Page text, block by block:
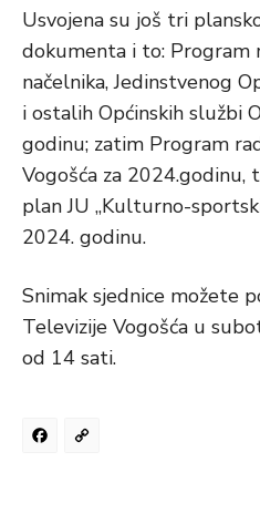
Usvojena su još tri
dokumenta i to: Program
načelnika, Jedinstvenog
i ostalih Općinskih službi
godinu; zatim Program
Vogošća za 2024.godinu,
plan JU „Kulturno-
2024. godinu.
Snimak sjednice možete
Televizije Vogošća u
od 14 sati.
Facebook